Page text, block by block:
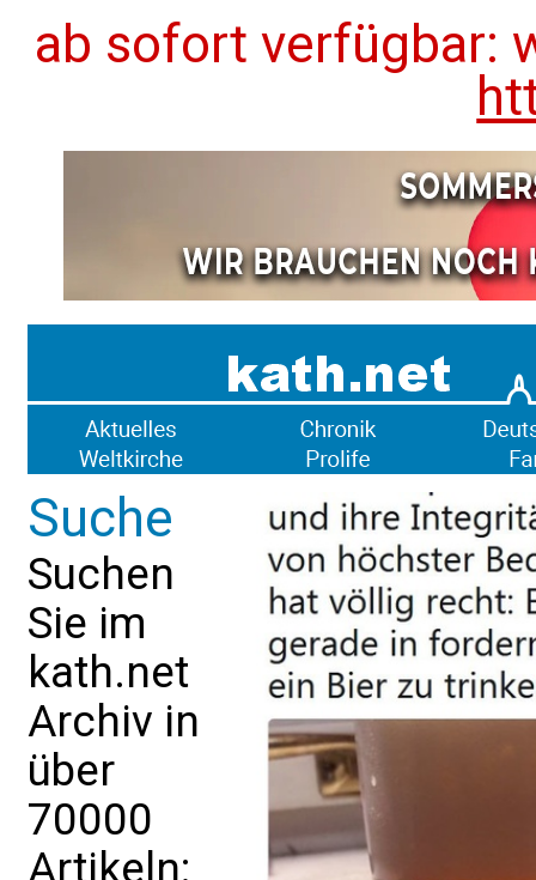
ab sofort verfügbar:
Suche
Suchen
Sie im
kath.net
Archiv in
über
70000
Artikeln: